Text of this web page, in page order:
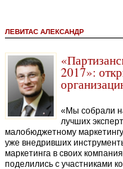
ЛЕВИТАС АЛЕКСАНДР
2017»:
«Мы собрали
лучших
малобюджетному
уже внедривших
маркетинга в своих
поделились с участниками